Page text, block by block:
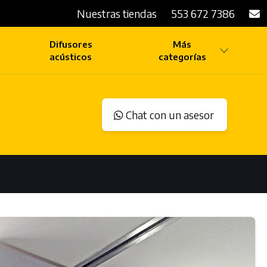
Nuestras tiendas 553 672 7386
Difusores
acústicos
Más
categorías
Chat con un asesor